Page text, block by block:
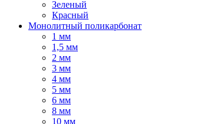
Зеленый
Красный
Монолитный поликарбонат
1 мм
1,5 мм
2 мм
3 мм
4 мм
5 мм
6 мм
8 мм
10 мм